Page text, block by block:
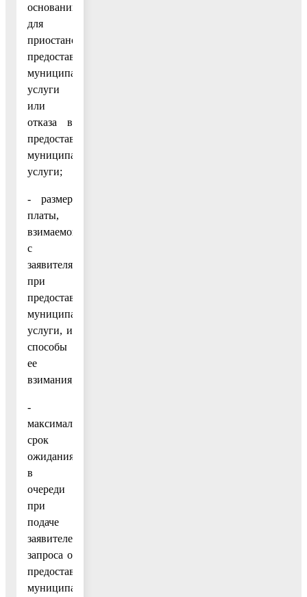
оснований
для
приостановления
предоставления
муниципальной
услуги
или
отказа в
предоставлении
муниципальной
услуги;
- размер
платы,
взимаемой
с
заявителя
при
предоставлении
муниципальной
услуги, и
способы
ее
взимания;
-
максимальный
срок
ожидания
в
очереди
при
подаче
заявителем
запроса о
предоставлении
муниципальной